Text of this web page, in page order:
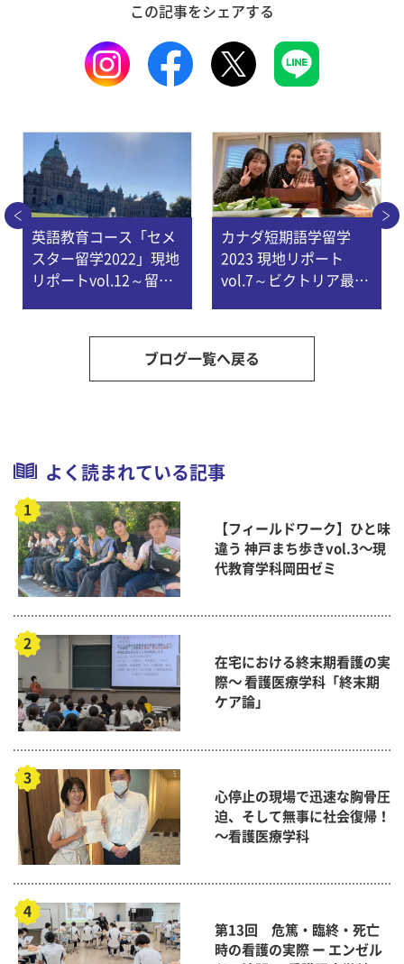
この記事をシェアする
カナダ短期語学留学
2023 現地リポート
vol.7～ビクトリア最後
英語教育コース「セメ
スター留学2022」現地
リポートvol.12～留学
ブログ一覧へ戻る
よく読まれている記事
【フィールドワーク】ひと味
違う 神戸まち歩きvol.3～現
代教育学科岡田ゼミ
在宅における終末期看護の実
際～ 看護医療学科「終末期
ケア論」
心停止の現場で迅速な胸骨圧
迫、そして無事に社会復帰！
～看護医療学科
第13回 危篤・臨終・死亡
時の看護の実際 ー エンゼル